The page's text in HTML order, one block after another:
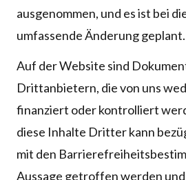
ausgenommen, und es ist bei
umfassende Änderung geplant.
Auf der Website sind
Drittanbietern, die von uns
finanziert oder kontrolliert
diese Inhalte Dritter kann
mit den
Aussage getroffen werden und